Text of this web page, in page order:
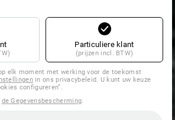
Particuliere klant
(prijzen incl. BTW)
elk moment met werking voor de toekomst
in ons privacybeleid. U kunt uw keuze
configureren”.
de Gegevensbescherming.